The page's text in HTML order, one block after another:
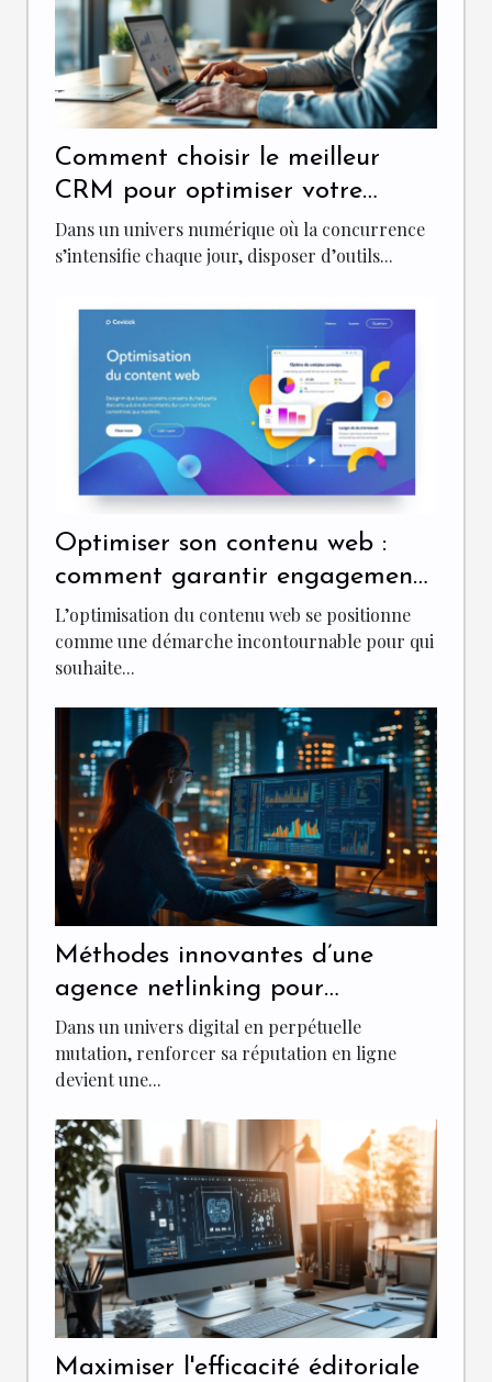
Comment choisir le meilleur
CRM pour optimiser votre
marketing entrant ?
Dans un univers numérique où la concurrence
s’intensifie chaque jour, disposer d’outils...
Optimiser son contenu web :
comment garantir engagement
et visibilité ?
L’optimisation du contenu web se positionne
comme une démarche incontournable pour qui
souhaite...
Méthodes innovantes d’une
agence netlinking pour
renforcer votre réputation en
ligne
Dans un univers digital en perpétuelle
mutation, renforcer sa réputation en ligne
devient une...
Maximiser l'efficacité éditoriale